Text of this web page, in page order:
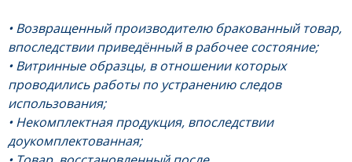
• Возвращенный производителю бракованный товар,
впоследствии приведённый в рабочее состояние;
• Витринные образцы, в отношении которых
проводились работы по устранению следов
использования;
• Некомплектная продукция, впоследствии
доукомплектованная;